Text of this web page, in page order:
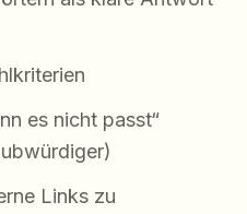
es nicht passt“
Links zu